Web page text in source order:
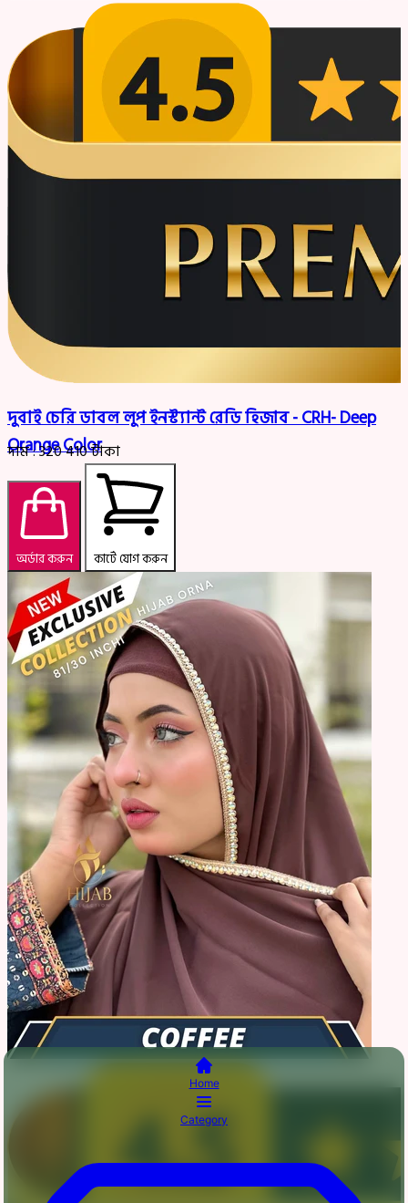
দুবাই চেরি ডাবল লুপ ইনস্ট্যান্ট রেডি হিজাব - CRH- Deep
Orange Color
দাম :320410টাকা
অর্ডার করুন কার্টে যোগ করুন
Home
Category